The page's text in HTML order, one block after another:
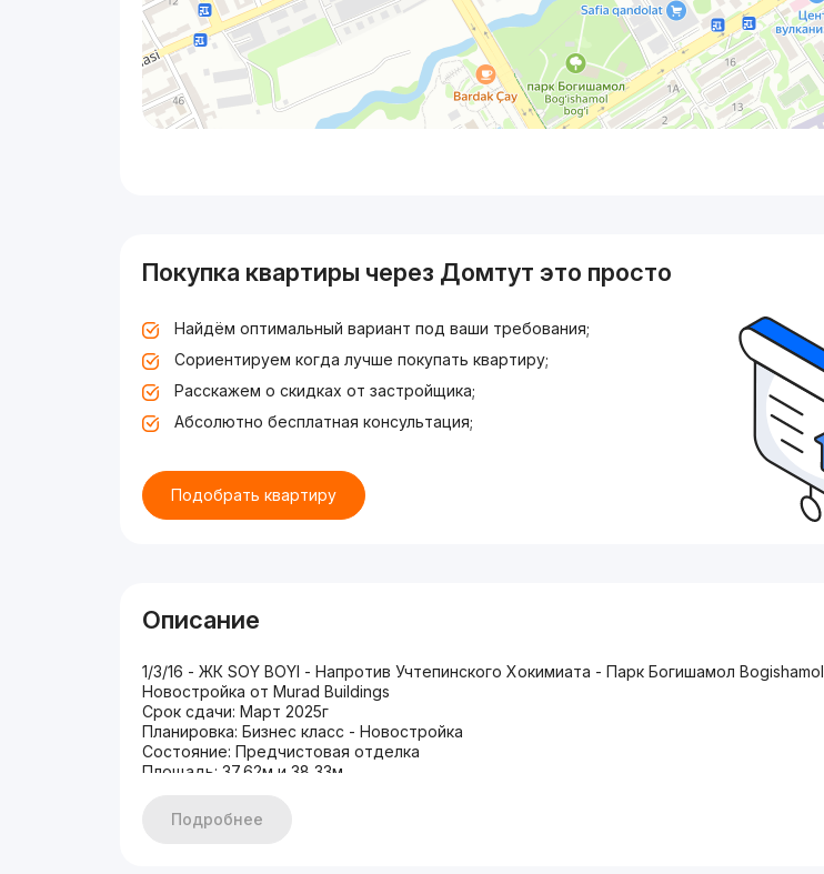
Покупка квартиры через Домтут это просто
Найдём оптимальный вариант под ваши требования;
Сориентируем когда лучше покупать квартиру;
Расскажем о скидках от застройщика;
Абсолютно бесплатная консультация;
Подобрать квартиру
Описание
1/3/16 - ЖК SOY BOYI - Напротив Учтепинского Хокимиата - Парк Богишамол Bogishamol
Новостройка от Murad Buildings
Срок сдачи: Март 2025г
Планировка: Бизнес класс - Новостройка
Состояние: Предчистовая отделка
Площадь: 37,62м и 38,33м
1/3/16 - ЖК SOY BOYI - 37,62м - 1м - 1400 - 52668
1/3/14 - ЖК SOY BOYI - 38,33м - 1м - 1350 - 51745 - Срочно
Подробнее